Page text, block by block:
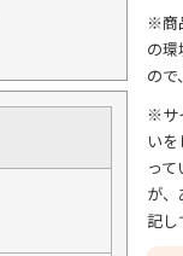
※商
の
の
※サ
い
っ
が
記し